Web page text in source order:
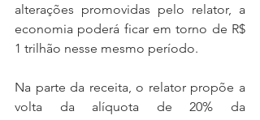
alterações promovidas pelo relator, a
economia poderá ficar em torno de R$
1 trilhão nesse mesmo período.
Na parte da receita, o relator propõe a
volta da alíquota de 20% da